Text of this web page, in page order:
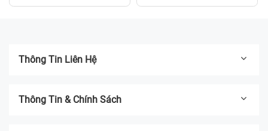
Thông Tin Liên Hệ
Thông Tin & Chính Sách